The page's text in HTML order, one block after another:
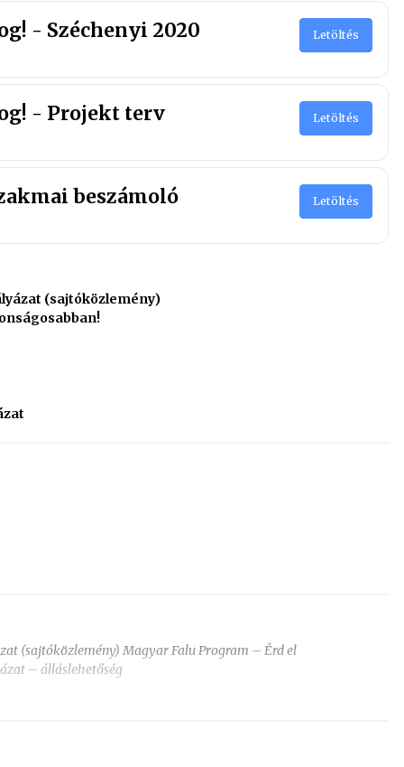
- Széchenyi 2020 Letöltés
- Projekt terv Letöltés
beszámoló Letöltés
(sajtóközlemény)
(sajtóközlemény) Magyar Falu Program – Érd el
– álláslehetőség